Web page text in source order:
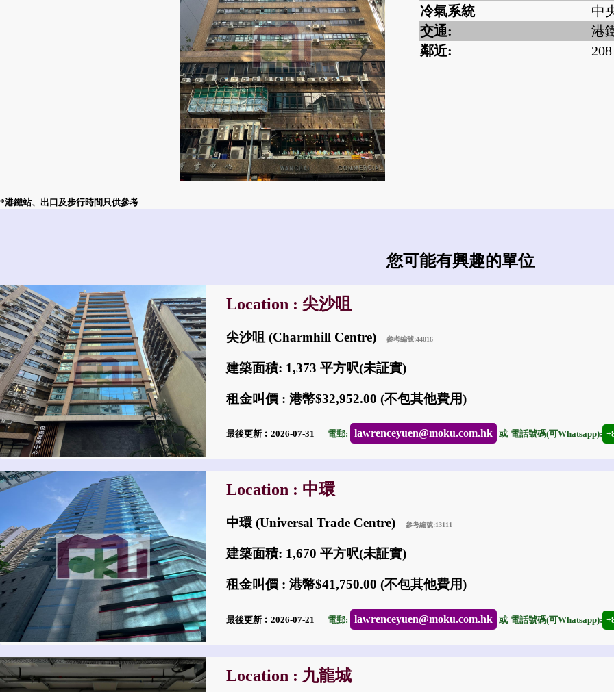
冷氣系統
中
交通:
港
鄰近:
*港鐵站、出口及步行時間只供參考
您可能有興趣的單位
Location : 尖沙咀
尖沙咀 (Charmhill Centre) 參考編號:44016
建築面積: 1,373 平方呎(未証實)
租金叫價 : 港幣$32,952.00 (不包其他費用)
最後更新︰2026-07-31 電郵: lawrenceyuen@moku.com.hk 或 電話號碼(可Whatsapp):
Location : 中環
中環 (Universal Trade Centre) 參考編號:13111
建築面積: 1,670 平方呎(未証實)
租金叫價 : 港幣$41,750.00 (不包其他費用)
最後更新︰2026-07-21 電郵: lawrenceyuen@moku.com.hk 或 電話號碼(可Whatsapp):
Location : 九龍城